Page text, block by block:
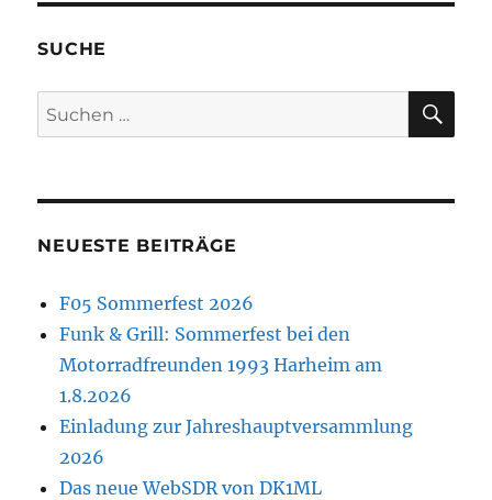
SUCHE
Suchen
nach:
NEUESTE BEITRÄGE
F05 Sommerfest 2026
Funk & Grill: Sommerfest bei den
Motorradfreunden 1993 Harheim am
1.8.2026
Einladung zur Jahreshauptversammlung
2026
Das neue WebSDR von DK1ML